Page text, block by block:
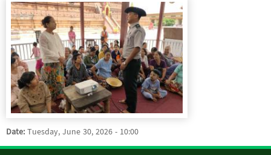
Date:Tuesday, June 30, 2026 - 10:00